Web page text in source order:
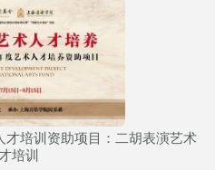
才培训资助项目：二胡表演艺术
培训